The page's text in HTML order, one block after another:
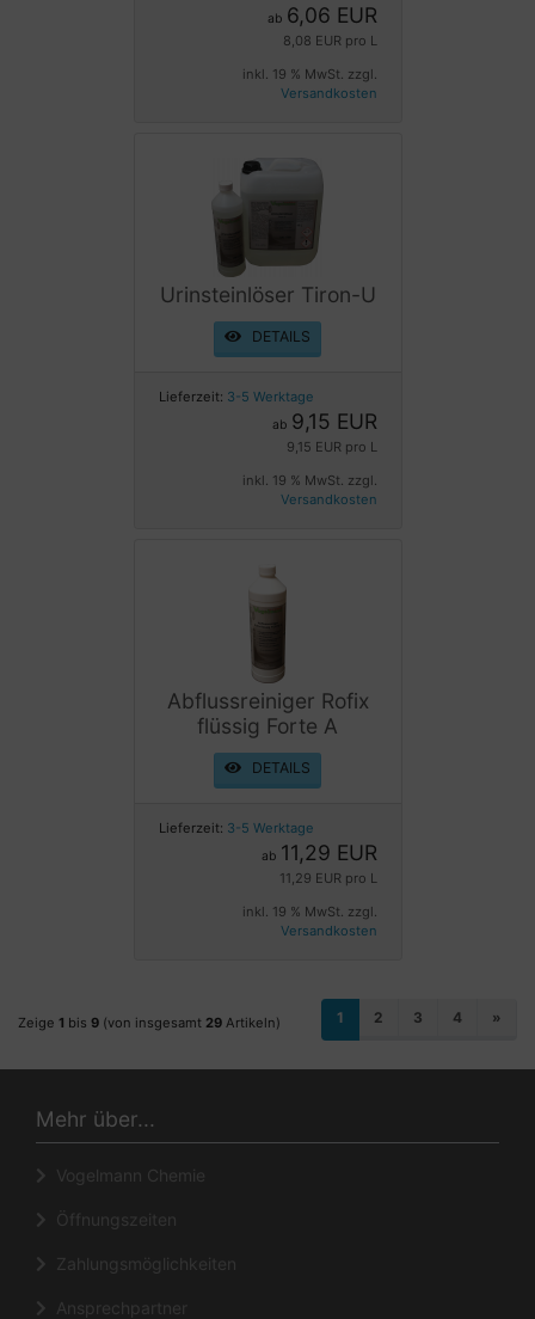
ab 6,06 EUR
8,08 EUR pro L
inkl. 19 % MwSt. zzgl.
Versandkosten
Urinsteinlöser Tiron-U
DETAILS
Lieferzeit: 3-5 Werktage
ab 9,15 EUR
9,15 EUR pro L
inkl. 19 % MwSt. zzgl.
Versandkosten
Abflussreiniger Rofix
flüssig Forte A
DETAILS
Lieferzeit: 3-5 Werktage
ab 11,29 EUR
11,29 EUR pro L
inkl. 19 % MwSt. zzgl.
Versandkosten
Zeige 1 bis 9 (von insgesamt 29 Artikeln) 1 2 3 4 »
Mehr über...
Vogelmann Chemie
Öffnungszeiten
Zahlungsmöglichkeiten
Ansprechpartner